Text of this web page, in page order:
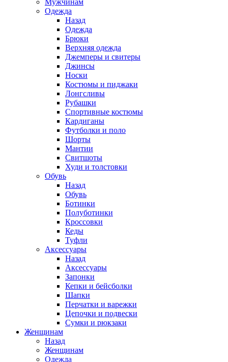
Мужчинам
Одежда
Назад
Одежда
Брюки
Верхняя одежда
Джемперы и свитеры
Джинсы
Носки
Костюмы и пиджаки
Лонгсливы
Рубашки
Спортивные костюмы
Кардиганы
Футболки и поло
Шорты
Мантии
Свитшоты
Худи и толстовки
Обувь
Назад
Обувь
Ботинки
Полуботинки
Кроссовки
Кеды
Туфли
Аксессуары
Назад
Аксессуары
Запонки
Кепки и бейсболки
Шапки
Перчатки и варежки
Цепочки и подвески
Сумки и рюкзаки
Женщинам
Назад
Женщинам
Одежда